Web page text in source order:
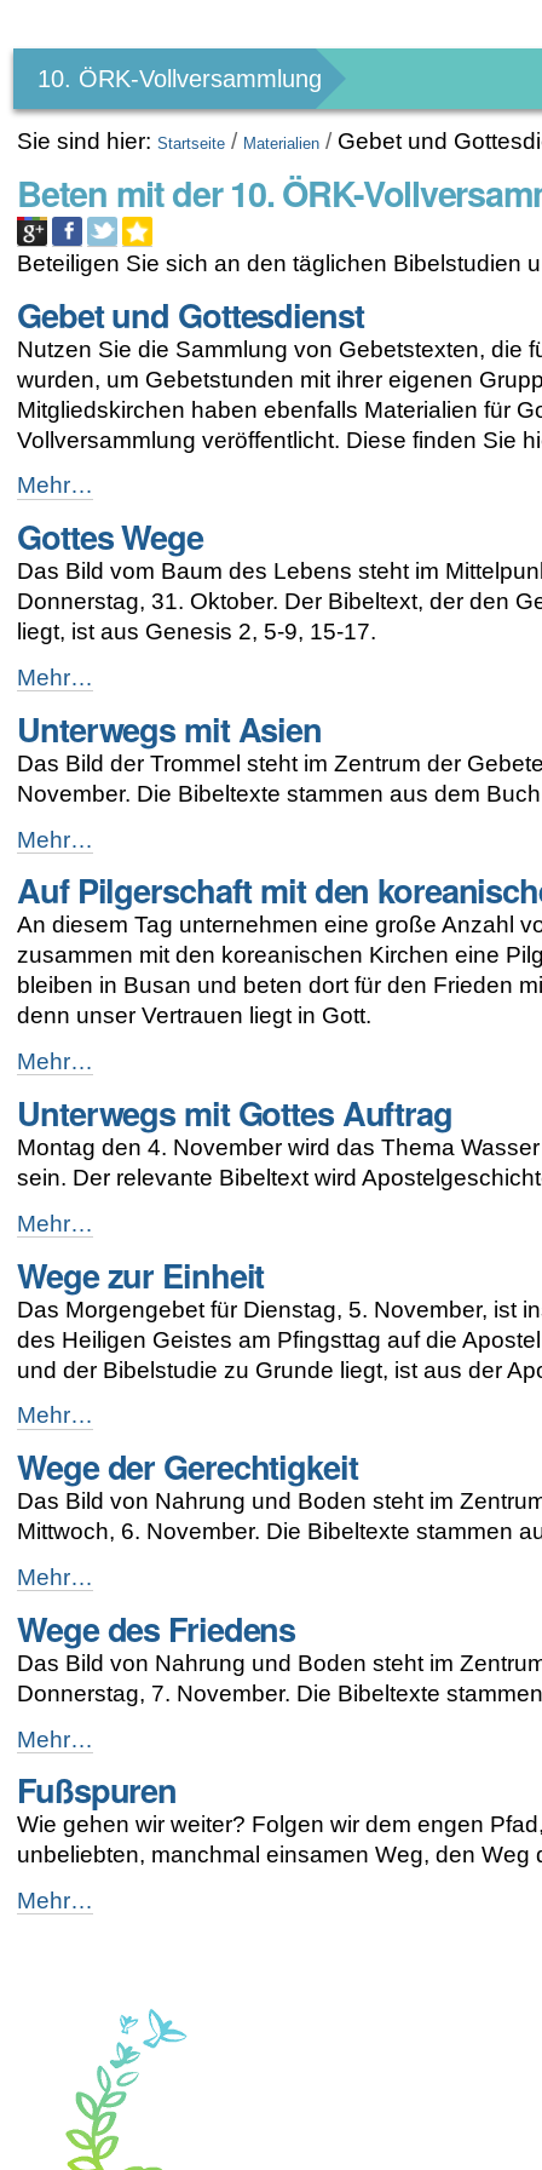
Werkzeuge
10. ÖRK-Vollversammlung
Sie sind hier: Startseite / Materialien / Gebet und
Beten mit der 10. ÖRK-
Beteiligen Sie sich an den täglichen Bibelstudien
Gebet und Gottesdienst
Nutzen Sie die Sammlung von Gebetstexten, die
wurden, um Gebetstunden mit ihrer eigenen
Mitgliedskirchen haben ebenfalls Materialien für
Vollversammlung veröffentlicht. Diese finden Sie
Gebet
und
Gottesdienst
-
Mehr…
Gottes Wege
Das Bild vom Baum des Lebens steht im
Donnerstag, 31. Oktober. Der Bibeltext, der den
liegt, ist aus Genesis 2, 5-9, 15-17.
Gottes
Wege
-
Mehr…
Unterwegs mit Asien
Das Bild der Trommel steht im Zentrum der
November. Die Bibeltexte stammen aus dem
Unterwegs
mit
Asien
-
Mehr…
Auf Pilgerschaft mit den
An diesem Tag unternehmen eine große Anzahl
zusammen mit den koreanischen Kirchen eine
bleiben in Busan und beten dort für den Frieden
denn unser Vertrauen liegt in Gott.
Auf
Pilgerschaft
mit
den
koreanischen
Kirchen
Mehr…
Unterwegs mit Gottes Auftrag
Montag den 4. November wird das Thema
sein. Der relevante Bibeltext wird
Unterwegs
mit
Gottes
Auftrag
Mehr…
Wege zur Einheit
Das Morgengebet für Dienstag, 5. November, ist
des Heiligen Geistes am Pfingsttag auf die
und der Bibelstudie zu Grunde liegt, ist aus der
Wege
zur
Einheit
-
Mehr…
Wege der Gerechtigkeit
Das Bild von Nahrung und Boden steht im
Mittwoch, 6. November. Die Bibeltexte stammen
Wege
der
Gerechtigkeit
Mehr…
Wege des Friedens
Das Bild von Nahrung und Boden steht im
Donnerstag, 7. November. Die Bibeltexte
Wege
des
Friedens
-
Mehr…
Fußspuren
Wie gehen wir weiter? Folgen wir dem engen
unbeliebten, manchmal einsamen Weg, den
Fußspuren
-
Mehr…